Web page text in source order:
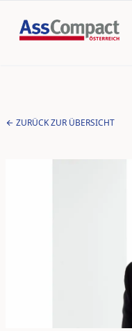
ZURÜCK ZUR ÜBERSICHT